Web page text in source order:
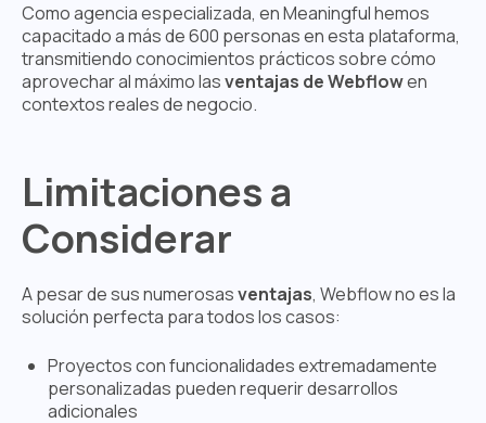
Como agencia especializada, en Meaningful hemos
capacitado a más de 600 personas en esta plataforma,
transmitiendo conocimientos prácticos sobre cómo
aprovechar al máximo lasventajas de Webflowen
contextos reales de negocio.
Limitaciones a
Considerar
A pesar de sus numerosasventajas, Webflow no es la
solución perfecta para todos los casos:
Proyectos con funcionalidades extremadamente
personalizadas pueden requerir desarrollos
adicionales